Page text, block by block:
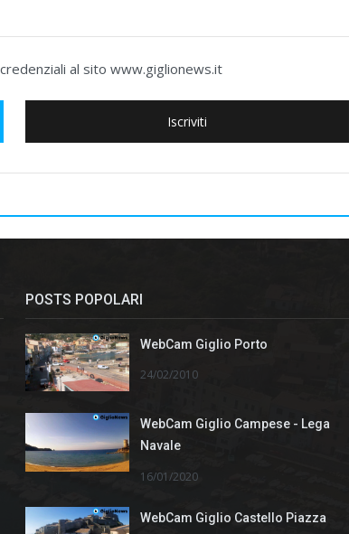
al sito www.giglionews.it
Iscriviti
POSTS POPOLARI
WebCam Giglio Porto
24/02/2010
WebCam Giglio Campese - Lega
Navale
16/01/2020
WebCam Giglio Castello Piazza